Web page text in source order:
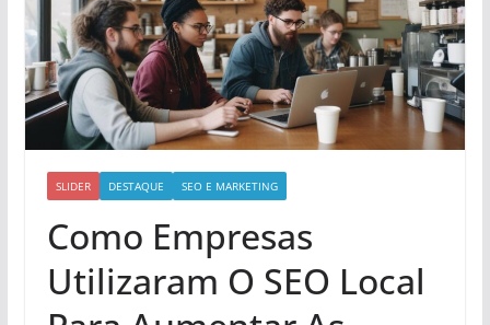
SLIDER DESTAQUE SEO E MARKETING
Como Empresas
Utilizaram O SEO Local